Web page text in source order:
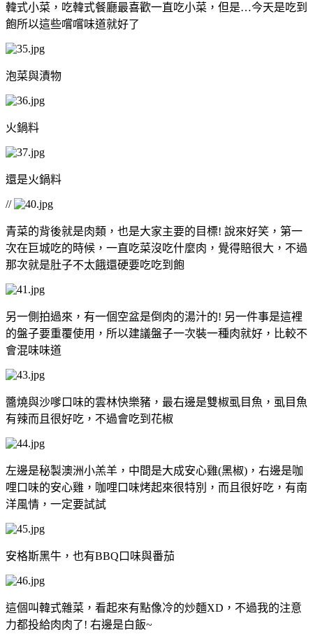
韓式小菜，吃韓式餐廳最喜歡一直吃小菜，但是…今天是吃到
飽所以這些嚐嚐味道就好了
泡菜與漬物
火鍋料
還是火鍋料
//
青菜的背後就是肉類，也是大家主要的目標! 說來好笑，第一
次在巨城吃的時候，一直吃菜沒吃什麼肉，覺得賠很大，不過
那次就是肚子不太餓還硬要吃吃到飽
另一側拍過來，有一個空盆是倒肉的湯汁的! 另一件事是這裡
的盤子要重覆使用，所以建議盤子一次裝一種肉就好，比較不
會混味味道
醬燒與沙嗲口味的雲林快樂豬，最右邊是雙椒虱目魚，虱目魚
有辣而且很好吃，不過會吃到花椒
左邊是秘製澳洲小羔羊，中間是大成安心雞(黑椒)，右邊是咖
哩口味的安心雞，咖哩口味烤起來很特別，而且很好吃，有南
洋風情，一定要試試
安格斯黑牛，也有BBQ口味與番茄
這個叫韓式雜菜，看起來有點像冷的炒麵XD，不過我的注意
力都投給肉肉了! 右邊是白飯~